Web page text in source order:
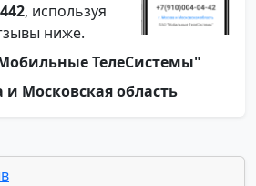
, используя
ниже.
ТелеСистемы"
и Московская область